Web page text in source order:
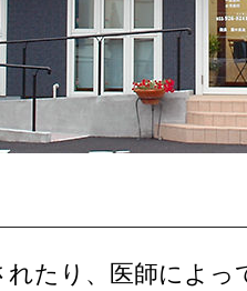
たり、医師によ